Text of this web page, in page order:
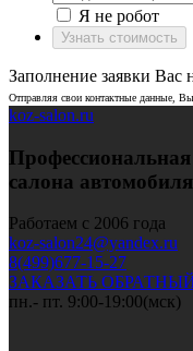
Я не робот
Узнать стоимость
Заполнение заявки Вас
Отправляя свои контактные данные,
koz-salon.ru
салона
Работаем с 2006 года
koz-salon24@yandex.ru
8(499)677-15-27
ЗАКАЗАТЬ
пн.- пт. 9:00-19:00(мск)